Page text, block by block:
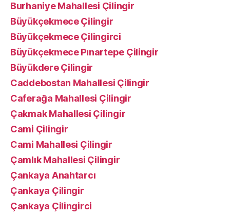
Burhaniye Mahallesi Çilingir
Büyükçekmece Çilingir
Büyükçekmece Çilingirci
Büyükçekmece Pınartepe Çilingir
Büyükdere Çilingir
Caddebostan Mahallesi Çilingir
Caferağa Mahallesi Çilingir
Çakmak Mahallesi Çilingir
Cami Çilingir
Cami Mahallesi Çilingir
Çamlık Mahallesi Çilingir
Çankaya Anahtarcı
Çankaya Çilingir
Çankaya Çilingirci